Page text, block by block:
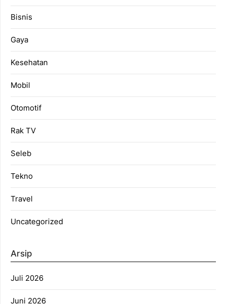
Bisnis
Gaya
Kesehatan
Mobil
Otomotif
Rak TV
Seleb
Tekno
Travel
Uncategorized
Arsip
Juli 2026
Juni 2026